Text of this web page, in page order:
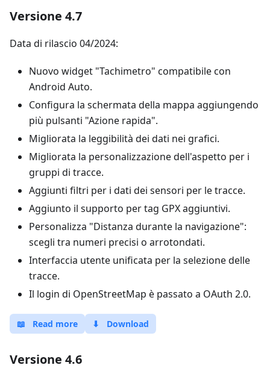
Versione 4.7
Data di rilascio 04/2024:
Nuovo widget "Tachimetro" compatibile con
Android Auto.
Configura la schermata della mappa aggiungendo
più pulsanti "Azione rapida".
Migliorata la leggibilità dei dati nei grafici.
Migliorata la personalizzazione dell'aspetto per i
gruppi di tracce.
Aggiunti filtri per i dati dei sensori per le tracce.
Aggiunto il supporto per tag GPX aggiuntivi.
Personalizza "Distanza durante la navigazione":
scegli tra numeri precisi o arrotondati.
Interfaccia utente unificata per la selezione delle
tracce.
Il login di OpenStreetMap è passato a OAuth 2.0.
📖 Read more ⬇ Download
Versione 4.6